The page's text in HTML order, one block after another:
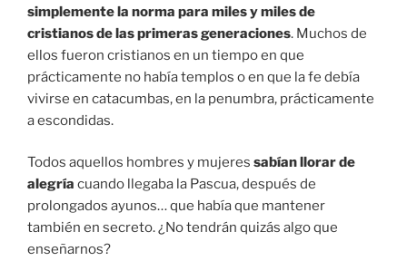
simplemente la norma para miles y miles de
cristianos de las primeras generaciones. Muchos de
ellos fueron cristianos en un tiempo en que
prácticamente no había templos o en que la fe debía
vivirse en catacumbas, en la penumbra, prácticamente
a escondidas.
Todos aquellos hombres y mujeres sabían llorar de
alegría cuando llegaba la Pascua, después de
prolongados ayunos… que había que mantener
también en secreto. ¿No tendrán quizás algo que
enseñarnos?